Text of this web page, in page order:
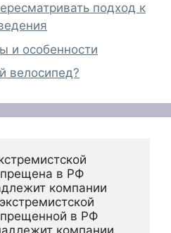
подход к
и особенности
велосипед?
в РФ
компании
в РФ
компании